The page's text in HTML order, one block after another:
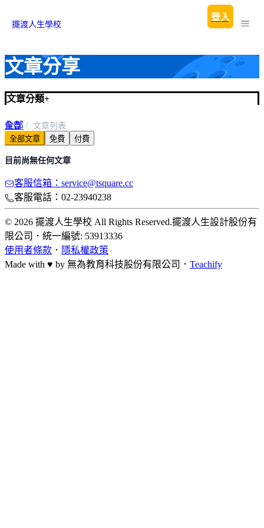
擺渡人生學校
登入
文章分享
文章分類+
全部
預設類別
首頁
文章列表
全部文章
免費 付費
目前尚無任何文章
客服信箱：service@tsquare.cc
客服電話：02-23940238
© 2026 擺渡人生學校 All Rights Reserved.擺渡人生設計股份有
限公司 ． 統一編號: 53913336
使用者條款 ． 隱私權政策
Made with ♥ by 無為教育科技股份有限公司． Teachify